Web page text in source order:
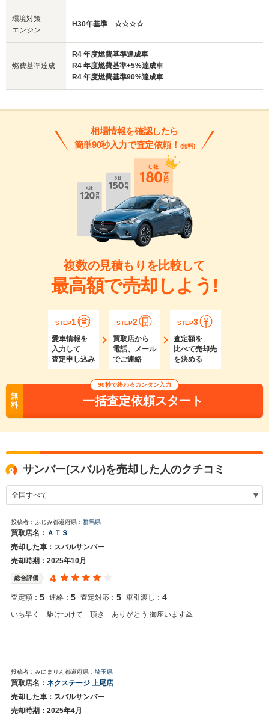
環境対策
エンジン
H30年基準 ☆☆☆☆
燃費基準達成
R4 年度燃費基準達成車
R4 年度燃費基準+5%達成車
R4 年度燃費基準90%達成車
相場情報を確認したら
簡単90秒入力で査定依頼！ (無料)
複数の見積もりを比較して
最高額で売却しよう!
STEP1
愛車情報を
入力して
査定申し込み
STEP2
買取店から
電話、メール
でご連絡
STEP3
査定額を
比べて売却先
を決める
無
料
90秒で終わるカンタン入力
一括査定依頼スタート
サンバー(スバル)を売却した人のクチコミ
投稿者：ふじみ都道府県： 群馬県
買取店名： ＡＴＳ
売却した車：スバルサンバー
売却時期：2025年10月
総合評価 4
査定額： 5 連絡： 5 査定対応： 5 車引渡し： 4
いち早く 駆けつけて 頂き ありがとう 御座います🙇
投稿者：みにまりん都道府県： 埼玉県
買取店名： ネクステージ 上尾店
売却した車：スバルサンバー
売却時期：2025年4月